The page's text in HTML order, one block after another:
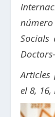
número
Socials
Articles
el 8, 16,